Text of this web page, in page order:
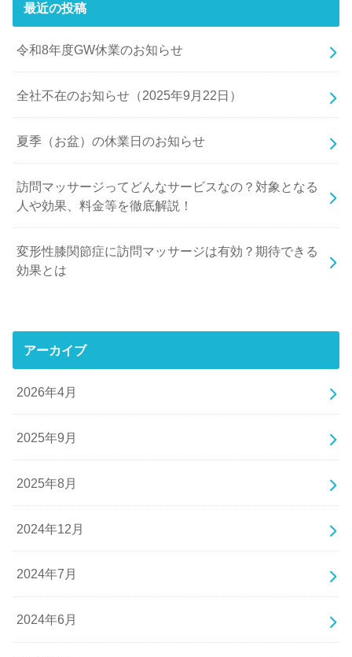
最近の投稿
令和8年度GW休業のお知らせ
全社不在のお知らせ（2025年9月22日）
夏季（お盆）の休業日のお知らせ
訪問マッサージってどんなサービスなの？対象となる
人や効果、料金等を徹底解説！
変形性膝関節症に訪問マッサージは有効？期待できる
効果とは
アーカイブ
2026年4月
2025年9月
2025年8月
2024年12月
2024年7月
2024年6月